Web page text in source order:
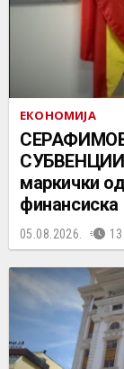
ЕКОНОМИЈА
маркички
05.08.2026.